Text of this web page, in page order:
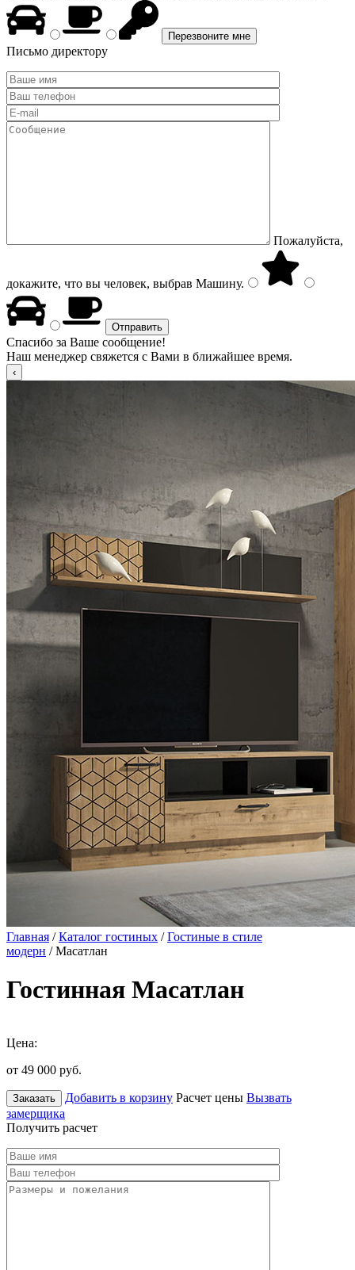
Письмо директору
Пожалуйста,
докажите, что вы человек, выбрав Машину.
Спасибо за Ваше сообщение!
Наш менеджер свяжется с Вами в ближайшее время.
Главная /Каталог гостиных /Гостиные в стиле
модерн / Масатлан
Гостинная Масатлан
Цена:
от 49 000 руб.
Заказать Добавить в корзину Расчет цены Вызвать
замерщика
Получить расчет